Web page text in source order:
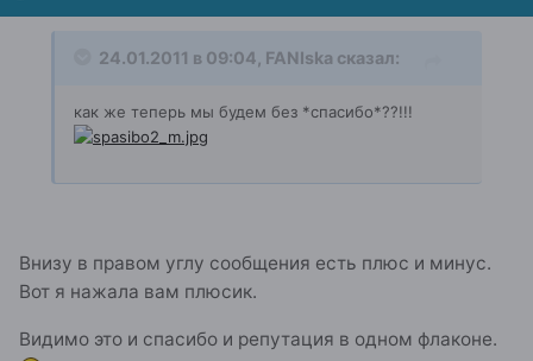
24.01.2011 в 09:04, FANIska сказал:
как же теперь мы будем без *спасибо*??!!!
Внизу в правом углу сообщения есть плюс и минус.
Вот я нажала вам плюсик.
Видимо это и спасибо и репутация в одном флаконе.